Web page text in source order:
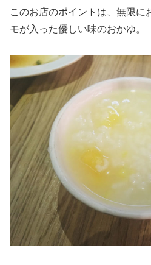
このお店のポイントは、無限に
モが入った優しい味のおかゆ。